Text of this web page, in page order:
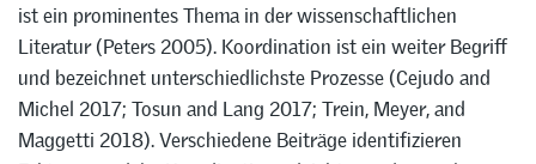
ist ein prominentes Thema in der wissenschaftlichen
Literatur (Peters 2005). Koordination ist ein weiter Begriff
und bezeichnet unterschiedlichste Prozesse (Cejudo and
Michel 2017; Tosun and Lang 2017; Trein, Meyer, and
Maggetti 2018). Verschiedene Beiträge identifizieren